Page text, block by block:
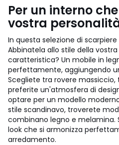
Per un interno
vostra
In questa selezione di
Abbinatela allo stile della vostra
caratteristica? Un mobile in
perfettamente, aggiungendo
Scegliete tra rovere massiccio,
preferite un'atmosfera di
optare per un modello
stile scandinavo, troverete
combinano legno e melamina.
look che si armonizza
arredamento.